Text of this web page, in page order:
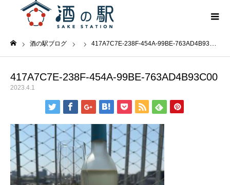
酒の駅ブログ 417A7C7E-238F-454A-99BE-763AD4B93C00
417A7C7E-238F-454A-99BE-763AD4B93C00
2023.4.1